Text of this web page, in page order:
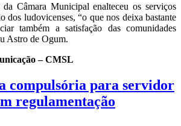
Câmara Municipal enalteceu os serviços
dos ludovicenses, “o que nos deixa bastante
também a satisfação das comunidades
Astro de Ogum.
– CMSL
compulsória para servidor
regulamentação